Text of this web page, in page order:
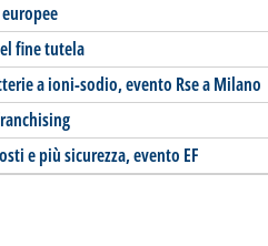
fine tutela
a ioni-sodio, evento Rse a Milano
e più sicurezza, evento EF